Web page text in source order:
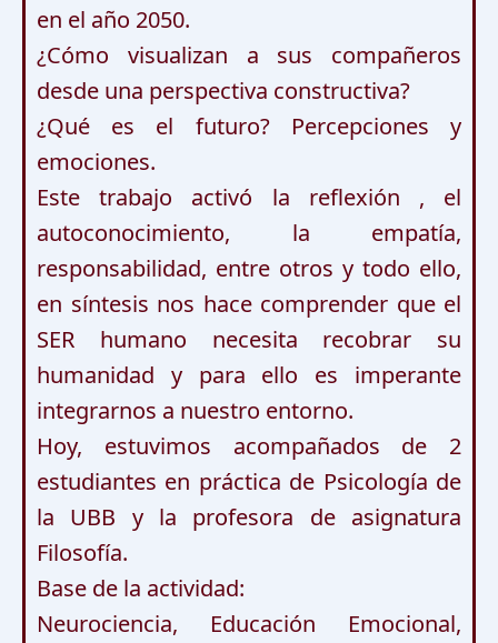
en el año 2050.
¿Cómo visualizan a sus compañeros
desde una perspectiva constructiva?
¿Qué es el futuro? Percepciones y
emociones.
Este trabajo activó la reflexión , el
autoconocimiento, la empatía,
responsabilidad, entre otros y todo ello,
en síntesis nos hace comprender que el
SER humano necesita recobrar su
humanidad y para ello es imperante
integrarnos a nuestro entorno.
Hoy, estuvimos acompañados de 2
estudiantes en práctica de Psicología de
la UBB y la profesora de asignatura
Filosofía.
Base de la actividad:
Neurociencia, Educación Emocional,